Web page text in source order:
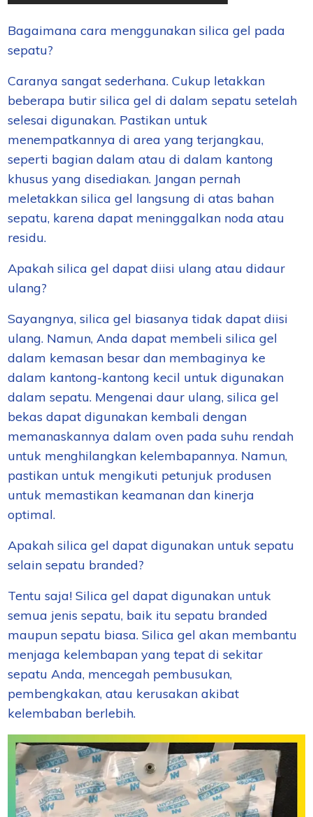
Bagaimana cara menggunakan silica gel pada
sepatu?
Caranya sangat sederhana. Cukup letakkan
beberapa butir silica gel di dalam sepatu setelah
selesai digunakan. Pastikan untuk
menempatkannya di area yang terjangkau,
seperti bagian dalam atau di dalam kantong
khusus yang disediakan. Jangan pernah
meletakkan silica gel langsung di atas bahan
sepatu, karena dapat meninggalkan noda atau
residu.
Apakah silica gel dapat diisi ulang atau didaur
ulang?
Sayangnya, silica gel biasanya tidak dapat diisi
ulang. Namun, Anda dapat membeli silica gel
dalam kemasan besar dan membaginya ke
dalam kantong-kantong kecil untuk digunakan
dalam sepatu. Mengenai daur ulang, silica gel
bekas dapat digunakan kembali dengan
memanaskannya dalam oven pada suhu rendah
untuk menghilangkan kelembapannya. Namun,
pastikan untuk mengikuti petunjuk produsen
untuk memastikan keamanan dan kinerja
optimal.
Apakah silica gel dapat digunakan untuk sepatu
selain sepatu branded?
Tentu saja! Silica gel dapat digunakan untuk
semua jenis sepatu, baik itu sepatu branded
maupun sepatu biasa. Silica gel akan membantu
menjaga kelembapan yang tepat di sekitar
sepatu Anda, mencegah pembusukan,
pembengkakan, atau kerusakan akibat
kelembaban berlebih.